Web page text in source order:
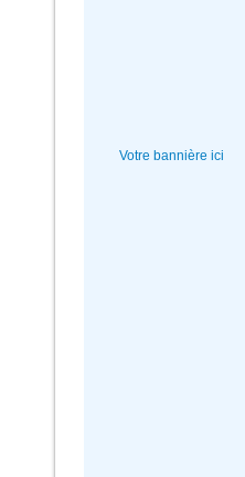
Votre bannière ici